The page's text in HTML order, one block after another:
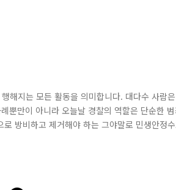
해지는 모든 활동을 의미합니다. 대다수 사람
만이 아니라 오늘날 경찰의 역할은 단순한
방비하고 제거해야 하는 그야말로 민생안정
산디지털단지역 앞 도로에서 물이 솟아난다
솟구치는 상황이었습니다. 상수도관의 문제